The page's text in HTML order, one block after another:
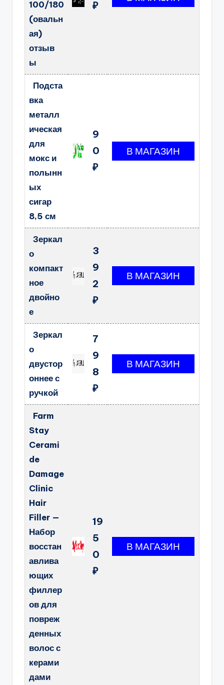
100/180
(овальн
ая)
отзыв
ы
₽
Подста
вка
металл
ическая
для
мокс и
полынн
ых
сигар
8,5 см
9
0
₽
Зеркал
о
компакт
ное
двойно
е
3
9
2
₽
Зеркал
о
двустор
оннее с
ручкой
7
9
8
₽
Farm
Stay
Cerami
de
Damage
Clinic
Hair
Filler —
Набор
восстан
авлива
ющих
филлер
ов для
повреж
денных
волос с
керами
дами
19
5
0
₽